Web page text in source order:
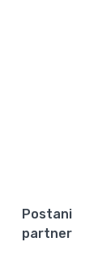
Postani
partner